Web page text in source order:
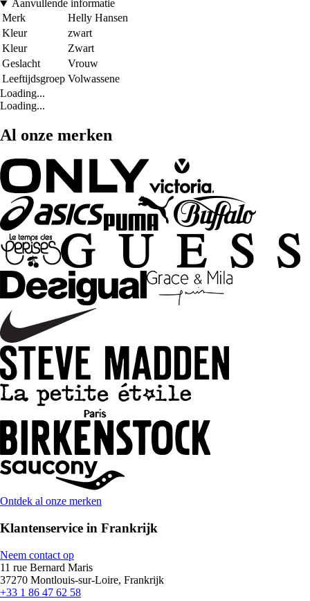
Aanvullende informatie
Merk
Helly Hansen
Kleur
zwart
Kleur
Zwart
Geslacht
Vrouw
Leeftijdsgroep Volwassene
Loading...
Loading...
Al onze merken
Ontdek al onze merken
Klantenservice in Frankrijk
Neem contact op
11 rue Bernard Maris
37270 Montlouis-sur-Loire, Frankrijk
+33 1 86 47 62 58